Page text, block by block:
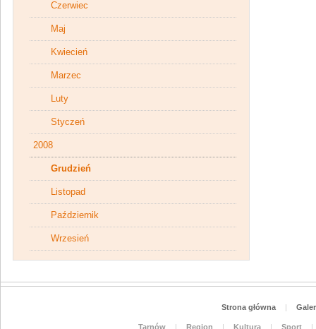
Czerwiec
Maj
Kwiecień
Marzec
Luty
Styczeń
2008
Grudzień
Listopad
Październik
Wrzesień
Strona główna |
Tarnów | Region | Kultura | Sport
|